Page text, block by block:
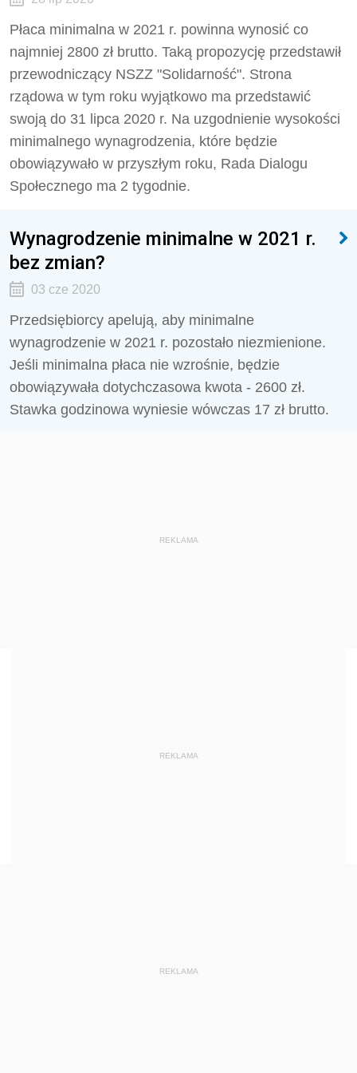
Płaca minimalna w 2021 r. powinna wynosić co
najmniej 2800 zł brutto. Taką propozycję przedstawił
przewodniczący NSZZ "Solidarność". Strona
rządowa w tym roku wyjątkowo ma przedstawić
swoją do 31 lipca 2020 r. Na uzgodnienie wysokości
minimalnego wynagrodzenia, które będzie
obowiązywało w przyszłym roku, Rada Dialogu
Społecznego ma 2 tygodnie.
Wynagrodzenie minimalne w 2021 r.
bez zmian?
03 cze 2020
Przedsiębiorcy apelują, aby minimalne
wynagrodzenie w 2021 r. pozostało niezmienione.
Jeśli minimalna płaca nie wzrośnie, będzie
obowiązywała dotychczasowa kwota - 2600 zł.
Stawka godzinowa wyniesie wówczas 17 zł brutto.
REKLAMA
REKLAMA
REKLAMA